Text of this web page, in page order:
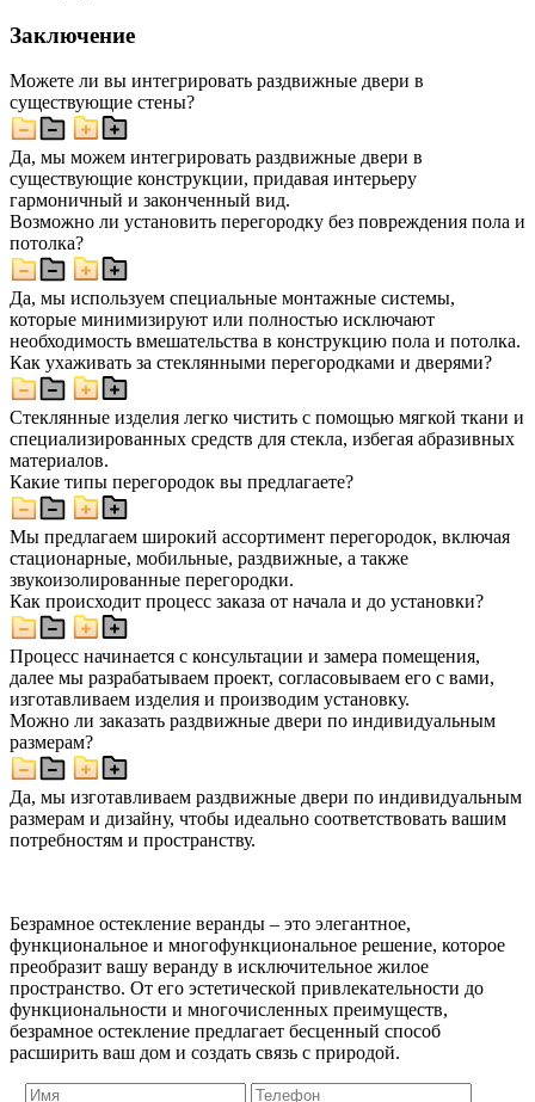
Заключение
Можете ли вы интегрировать раздвижные двери в
существующие стены?
Да, мы можем интегрировать раздвижные двери в
существующие конструкции, придавая интерьеру
гармоничный и законченный вид.
Возможно ли установить перегородку без повреждения пола и
потолка?
Да, мы используем специальные монтажные системы,
которые минимизируют или полностью исключают
необходимость вмешательства в конструкцию пола и потолка.
Как ухаживать за стеклянными перегородками и дверями?
Стеклянные изделия легко чистить с помощью мягкой ткани и
специализированных средств для стекла, избегая абразивных
материалов.
Какие типы перегородок вы предлагаете?
Мы предлагаем широкий ассортимент перегородок, включая
стационарные, мобильные, раздвижные, а также
звукоизолированные перегородки.
Как происходит процесс заказа от начала и до установки?
Процесс начинается с консультации и замера помещения,
далее мы разрабатываем проект, согласовываем его с вами,
изготавливаем изделия и производим установку.
Можно ли заказать раздвижные двери по индивидуальным
размерам?
Да, мы изготавливаем раздвижные двери по индивидуальным
размерам и дизайну, чтобы идеально соответствовать вашим
потребностям и пространству.
Безрамное остекление веранды – это элегантное,
функциональное и многофункциональное решение, которое
преобразит вашу веранду в исключительное жилое
пространство. От его эстетической привлекательности до
функциональности и многочисленных преимуществ,
безрамное остекление предлагает бесценный способ
расширить ваш дом и создать связь с природой.